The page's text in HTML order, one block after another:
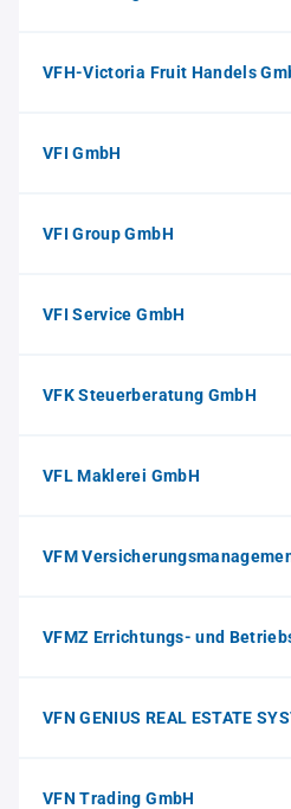
VFH-Victoria Fruit Handels
VFI GmbH
VFI Group GmbH
VFI Service GmbH
VFK Steuerberatung GmbH
VFL Maklerei GmbH
VFM
VFMZ Errichtungs- und
VFN GENIUS REAL ESTATE
VFN Trading GmbH